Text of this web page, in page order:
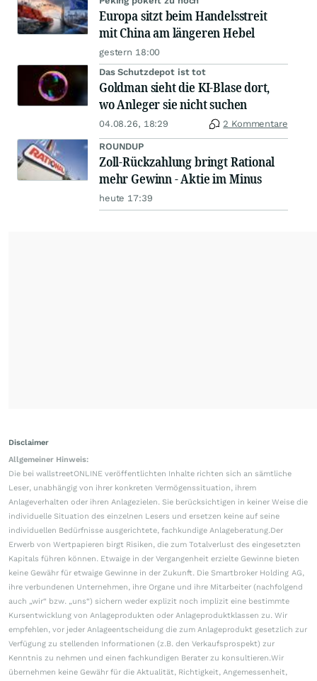
Europa sitzt beim Handelsstreit
mit China am längeren Hebel
gestern 18:00
Das Schutzdepot ist tot
Goldman sieht die KI-Blase dort,
wo Anleger sie nicht suchen
04.08.26, 18:29 2 Kommentare
ROUNDUP
Zoll-Rückzahlung bringt Rational
mehr Gewinn - Aktie im Minus
heute 17:39
Disclaimer
Allgemeiner Hinweis:
Die bei wallstreetONLINE veröffentlichten Inhalte richten sich an sämtliche
Leser, unabhängig von ihrer konkreten Vermögenssituation, ihrem
Anlageverhalten oder ihren Anlagezielen. Sie berücksichtigen in keiner Weise die
individuelle Situation des einzelnen Lesers und ersetzen keine auf seine
individuellen Bedürfnisse ausgerichtete, fachkundige Anlageberatung.Der
Erwerb von Wertpapieren birgt Risiken, die zum Totalverlust des eingesetzten
Kapitals führen können. Etwaige in der Vergangenheit erzielte Gewinne bieten
keine Gewähr für etwaige Gewinne in der Zukunft. Die Smartbroker Holding AG,
ihre verbundenen Unternehmen, ihre Organe und ihre Mitarbeiter (nachfolgend
auch „wir“ bzw. „uns“) sichern weder explizit noch implizit eine bestimmte
Kursentwicklung von Anlageprodukten oder Anlageproduktklassen zu. Wir
empfehlen, vor jeder Anlageentscheidung die zum Anlageprodukt gesetzlich zur
Verfügung zu stellenden Informationen (z.B. den Verkaufsprospekt) zur
Kenntnis zu nehmen und einen fachkundigen Berater zu konsultieren.Wir
übernehmen keine Gewähr für die Aktualität, Richtigkeit, Angemessenheit,